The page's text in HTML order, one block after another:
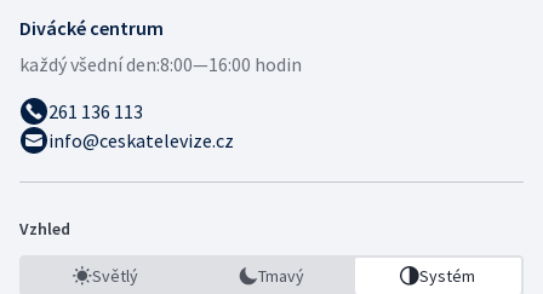
Divácké centrum
každý všední den:8:00—16:00 hodin
261 136 113
info@ceskatelevize.cz
Vzhled
Světlý Tmavý Systém